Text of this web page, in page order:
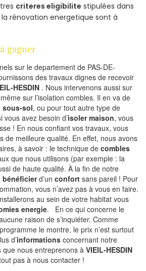
criteres eligibilite stipulées dans
la rénovation energetique sont à
gagner
sur le departement de PAS-DE-
des travaux dignes de recevoir
HESDIN . Nous intervenons aussi sur
sur l’isolation combles. Il en va de
sous-sol, ou pour tout autre type de
vous avez besoin d’isoler maison, vous
! En nous confiant vos travaux, vous
de meilleure qualité. En effet, nous avons
à savoir : le technique de combles
que nous utilisons (par exemple : la
de haute qualité. À la fin de notre
bénéficierd’un confort sans pareil ! Pour
vous n’avez pas à vous en faire.
au sein de votre habitat vous
energie. En ce qui concerne le
raison de s’inquiéter. Comme
le montre, le prix n’est surtout
d’informations concernant notre
que nous entreprenons à VIEIL-HESDIN
pas à nous contacter !